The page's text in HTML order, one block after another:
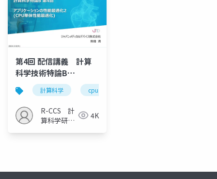
第4回 配信講義 計算
科学技術特論B
（2024）計算科学 cpu単体
R-CCS 計
算科学研究
4K